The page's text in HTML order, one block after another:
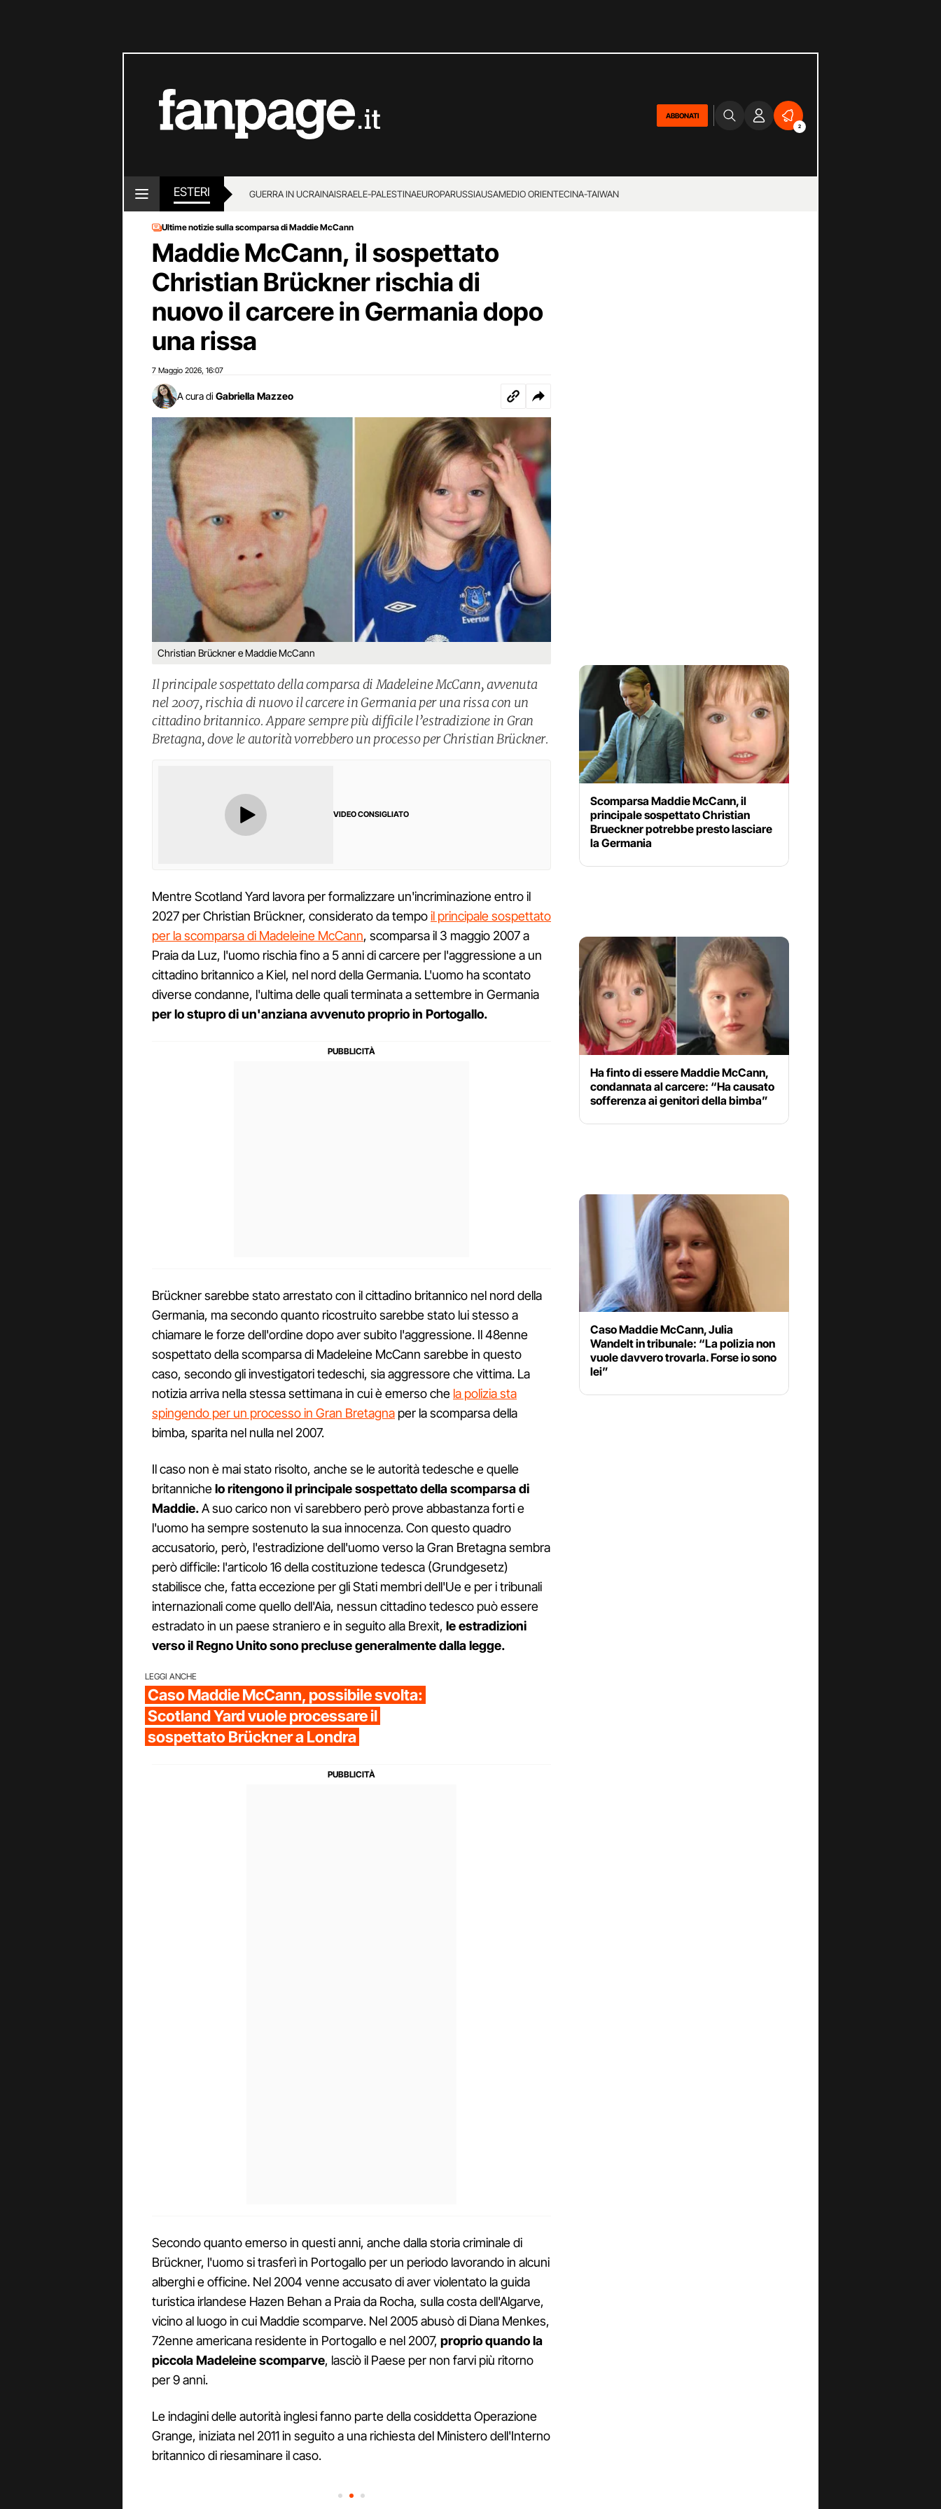
ABBONATI
2
ESTERI GUERRA IN UCRAINAISRAELE-PALESTINAEUROPARUSSIAUSAMEDIO ORIENTECINA-TAIWAN
Ultime notizie sulla scomparsa di Maddie McCann
Maddie McCann, il sospettato
Christian Brückner rischia di
nuovo il carcere in Germania dopo
una rissa
7 Maggio 2026 16:07
A cura di Gabriella Mazzeo
Christian Brückner e Maddie McCann
Il principale sospettato della comparsa di Madeleine McCann, avvenuta
nel 2007, rischia di nuovo il carcere in Germania per una rissa con un
cittadino britannico. Appare sempre più difficile l’estradizione in Gran
Bretagna, dove le autorità vorrebbero un processo per Christian Brückner.
VIDEO CONSIGLIATO
Mentre Scotland Yard lavora per formalizzare un'incriminazione entro il
2027 per Christian Brückner, considerato da tempoil principale sospettato
per la scomparsa di Madeleine McCann, scomparsa il 3 maggio 2007 a
Praia da Luz, l'uomo rischia fino a 5 anni di carcere per l'aggressione a un
cittadino britannico a Kiel, nel nord della Germania. L'uomo ha scontato
diverse condanne, l'ultima delle quali terminata a settembre in Germania
per lo stupro di un'anziana avvenuto proprio in Portogallo.
Brückner sarebbe stato arrestato con il cittadino britannico nel nord della
Germania, ma secondo quanto ricostruito sarebbe stato lui stesso a
chiamare le forze dell'ordine dopo aver subito l'aggressione. Il 48enne
sospettato della scomparsa di Madeleine McCann sarebbe in questo
caso, secondo gli investigatori tedeschi, sia aggressore che vittima. La
notizia arriva nella stessa settimana in cui è emerso che la polizia sta
spingendo per un processo in Gran Bretagna per la scomparsa della
bimba, sparita nel nulla nel 2007.
Il caso non è mai stato risolto, anche se le autorità tedesche e quelle
britannichelo ritengono il principale sospettato della scomparsa di
Maddie.A suo carico non vi sarebbero però prove abbastanza forti e
l'uomo ha sempre sostenuto la sua innocenza. Con questo quadro
accusatorio, però, l'estradizione dell'uomo verso la Gran Bretagna sembra
però difficile: l'articolo 16 della costituzione tedesca (Grundgesetz)
stabilisce che, fatta eccezione per gli Stati membri dell'Ue e per i tribunali
internazionali come quello dell'Aia, nessun cittadino tedesco può essere
estradato in un paese straniero e in seguito alla Brexit, le estradizioni
verso il Regno Unito sono precluse generalmente dalla legge.
LEGGI ANCHE
Caso Maddie McCann, possibile svolta:
Scotland Yard vuole processare il
sospettato Brückner a Londra
Secondo quanto emerso in questi anni, anche dalla storia criminale di
Brückner, l'uomo si trasferì in Portogallo per un periodo lavorando in alcuni
alberghi e officine. Nel 2004 venne accusato di aver violentato la guida
turistica irlandese Hazen Behan a Praia da Rocha, sulla costa dell'Algarve,
vicino al luogo in cui Maddie scomparve. Nel 2005 abusò di Diana Menkes,
72enne americana residente in Portogallo e nel 2007, proprio quando la
piccola Madeleine scomparve, lasciò il Paese per non farvi più ritorno
per 9 anni.
Le indagini delle autorità inglesi fanno parte della cosiddetta Operazione
Grange, iniziata nel 2011 in seguito a una richiesta del Ministero dell'Interno
britannico di riesaminare il caso.
Scomparsa Maddie McCann, il
principale sospettato Christian
Brueckner potrebbe presto lasciare
la Germania
Ha finto di essere Maddie McCann,
condannata al carcere: “Ha causato
sofferenza ai genitori della bimba”
Caso Maddie McCann, Julia
Wandelt in tribunale: “La polizia non
vuole davvero trovarla. Forse io sono
lei”